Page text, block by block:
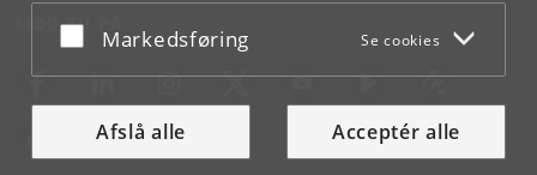
Acceptér eller afslå
Markedsføring Se cookies
Afslå alle Acceptér alle
MØD KU PÅ